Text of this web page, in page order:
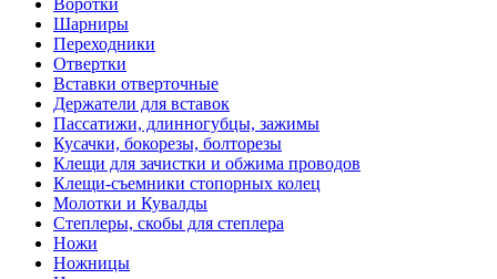
Воротки
Шарниры
Переходники
Отвертки
Вставки отверточные
Держатели для вставок
Пассатижи, длинногубцы, зажимы
Кусачки, бокорезы, болторезы
Клещи для зачистки и обжима проводов
Клещи-съемники стопорных колец
Молотки и Кувалды
Степлеры, скобы для степлера
Ножи
Ножницы